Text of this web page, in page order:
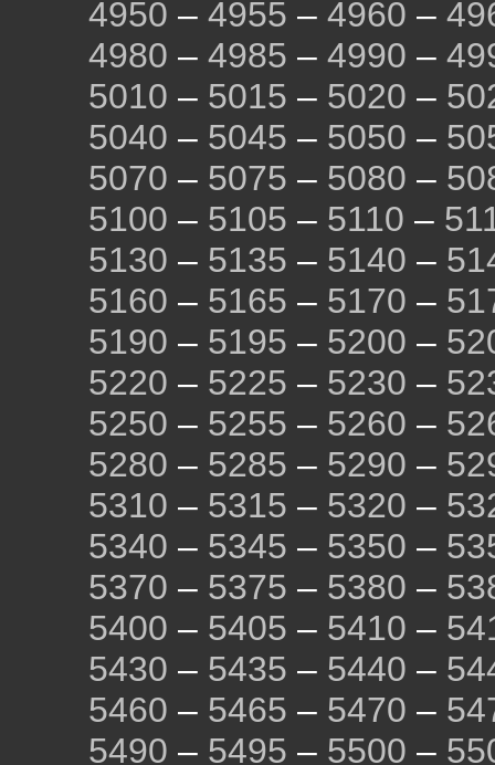
4950 – 4955 – 4960 –
4980 – 4985 – 4990 –
5010 – 5015 – 5020 –
5040 – 5045 – 5050 –
5070 – 5075 – 5080 –
5100 – 5105 – 5110 –
5130 – 5135 – 5140 –
5160 – 5165 – 5170 –
5190 – 5195 – 5200 –
5220 – 5225 – 5230 –
5250 – 5255 – 5260 –
5280 – 5285 – 5290 –
5310 – 5315 – 5320 –
5340 – 5345 – 5350 –
5370 – 5375 – 5380 –
5400 – 5405 – 5410 –
5430 – 5435 – 5440 –
5460 – 5465 – 5470 –
5490 – 5495 – 5500 –